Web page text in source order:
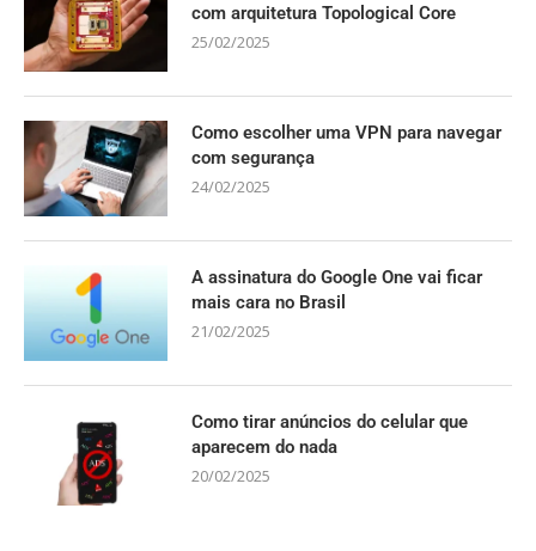
com arquitetura Topological Core
25/02/2025
Como escolher uma VPN para navegar
com segurança
24/02/2025
A assinatura do Google One vai ficar
mais cara no Brasil
21/02/2025
Como tirar anúncios do celular que
aparecem do nada
20/02/2025